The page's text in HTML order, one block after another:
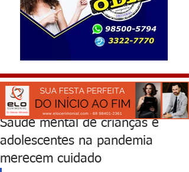
Saúde mental de crianças e
adolescentes na pandemia
merecem cuidado